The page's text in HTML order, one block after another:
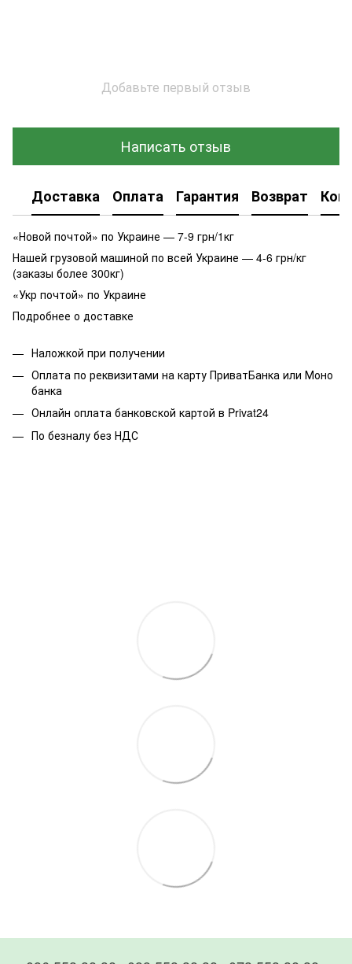
Добавьте первый отзыв
Написать отзыв
Доставка Оплата Гарантия Возврат
«Новой почтой» по Украине — 7-9 грн/1кг
Нашей грузовой машиной по всей Украине — 4-6 грн/кг
(заказы более 300кг)
«Укр почтой» по Украине
Подробнее о доставке
Наложкой при получении
Оплата по реквизитами на карту ПриватБанка или Моно
банка
Онлайн оплата банковской картой в Privat24
По безналу без НДС